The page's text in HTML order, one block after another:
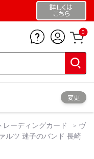
詳しくは
こちら
0
変更
レーディングカード
ヴ
ルツ 迷子のバンド 長崎